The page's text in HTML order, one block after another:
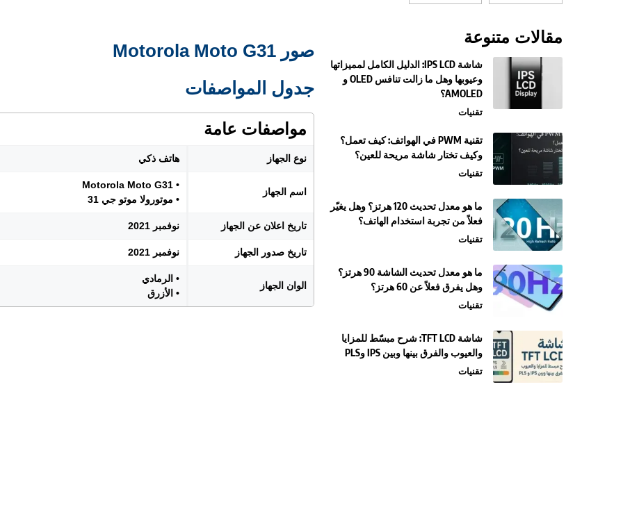
صور Motorola Moto G31
جدول المواصفات
مواصفات عامة
نوع الجهاز هاتف ذكي
اسم الجهاز
• Motorola Moto G31
• موتورولا موتو جي 31
تاريخ اعلان عن الجهاز نوفمبر 2021
تاريخ صدور الجهاز نوفمبر 2021
الوان الجهاز
• الرمادي
• الأزرق
مقالات متنوعة
شاشة IPS LCD: الدليل الكامل لمميزاتها
وعيوبها وهل ما زالت تنافس OLED و
AMOLED؟
تقنيات
تقنية PWM في الهواتف: كيف تعمل؟
وكيف تختار شاشة مريحة للعين؟
تقنيات
ما هو معدل تحديث 120 هرتز؟ وهل يغيّر
فعلاً من تجربة استخدام الهاتف؟
تقنيات
ما هو معدل تحديث الشاشة 90 هرتز؟
وهل يفرق فعلاً عن 60 هرتز؟
تقنيات
شاشة TFT LCD: شرح مبسّط للمزايا
والعيوب والفرق بينها وبين IPS وPLS
تقنيات